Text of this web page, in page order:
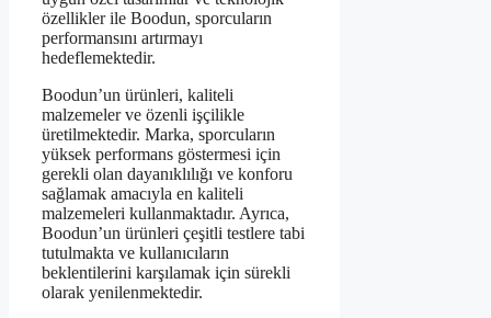
özellikler ile Boodun, sporcuların
performansını artırmayı
hedeflemektedir.
Boodun’un ürünleri, kaliteli
malzemeler ve özenli işçilikle
üretilmektedir. Marka, sporcuların
yüksek performans göstermesi için
gerekli olan dayanıklılığı ve konforu
sağlamak amacıyla en kaliteli
malzemeleri kullanmaktadır. Ayrıca,
Boodun’un ürünleri çeşitli testlere tabi
tutulmakta ve kullanıcıların
beklentilerini karşılamak için sürekli
olarak yenilenmektedir.